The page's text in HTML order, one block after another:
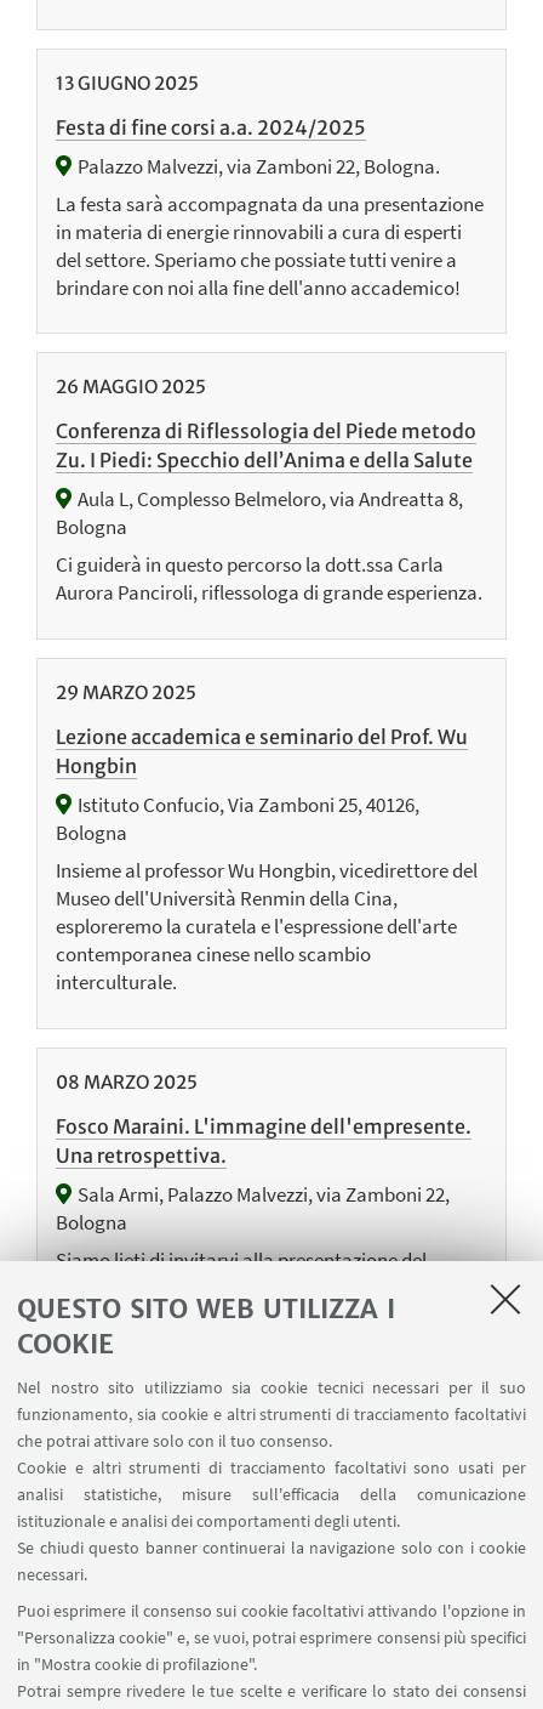
QUESTO SITO WEB UTILIZZA I
COOKIE
Nel nostro sito utilizziamo sia cookie tecnici necessari per il suo
funzionamento, sia cookie e altri strumenti di tracciamento facoltativi
che potrai attivare solo con il tuo consenso.
Cookie e altri strumenti di tracciamento facoltativi sono usati per
analisi statistiche, misure sull'efficacia della comunicazione
istituzionale e analisi dei comportamenti degli utenti.
Se chiudi questo banner continuerai la navigazione solo con i cookie
necessari.
Puoi esprimere il consenso sui cookie facoltativi attivando l'opzione in
"Personalizza cookie" e, se vuoi, potrai esprimere consensi più specifici
in "Mostra cookie di profilazione".
Potrai sempre rivedere le tue scelte e verificare lo stato dei consensi
13GIUGNO 2025
Festa di fine corsi a.a. 2024/2025
Palazzo Malvezzi, via Zamboni 22, Bologna.
La festa sarà accompagnata da una presentazione
in materia di energie rinnovabili a cura di esperti
del settore. Speriamo che possiate tutti venire a
brindare con noi alla fine dell'anno accademico!
26 MAGGIO 2025
Conferenza di Riflessologia del Piede metodo
Zu. I Piedi: Specchio dell’Anima e della Salute
Aula L, Complesso Belmeloro, via Andreatta 8,
Bologna
Ci guiderà in questo percorso la dott.ssa Carla
Aurora Panciroli, riflessologa di grande esperienza.
29 MARZO 2025
Lezione accademica e seminario del Prof. Wu
Hongbin
Istituto Confucio, Via Zamboni 25, 40126,
Bologna
Insieme al professor Wu Hongbin, vicedirettore del
Museo dell'Università Renmin della Cina,
esploreremo la curatela e l'espressione dell'arte
contemporanea cinese nello scambio
interculturale.
08 MARZO 2025
Fosco Maraini. L'immagine dell'empresente.
Una retrospettiva.
Sala Armi, Palazzo Malvezzi, via Zamboni 22,
Bologna
Siamo lieti di invitarvi alla presentazione del
dell'empresente. Una retrospettiva” di Francesco
Paolo Campione.
29GENNAIO2025
Capodanno cinese
Sala Feste, Palazzo Malvezzi, Via Zamboni 22,
Bologna